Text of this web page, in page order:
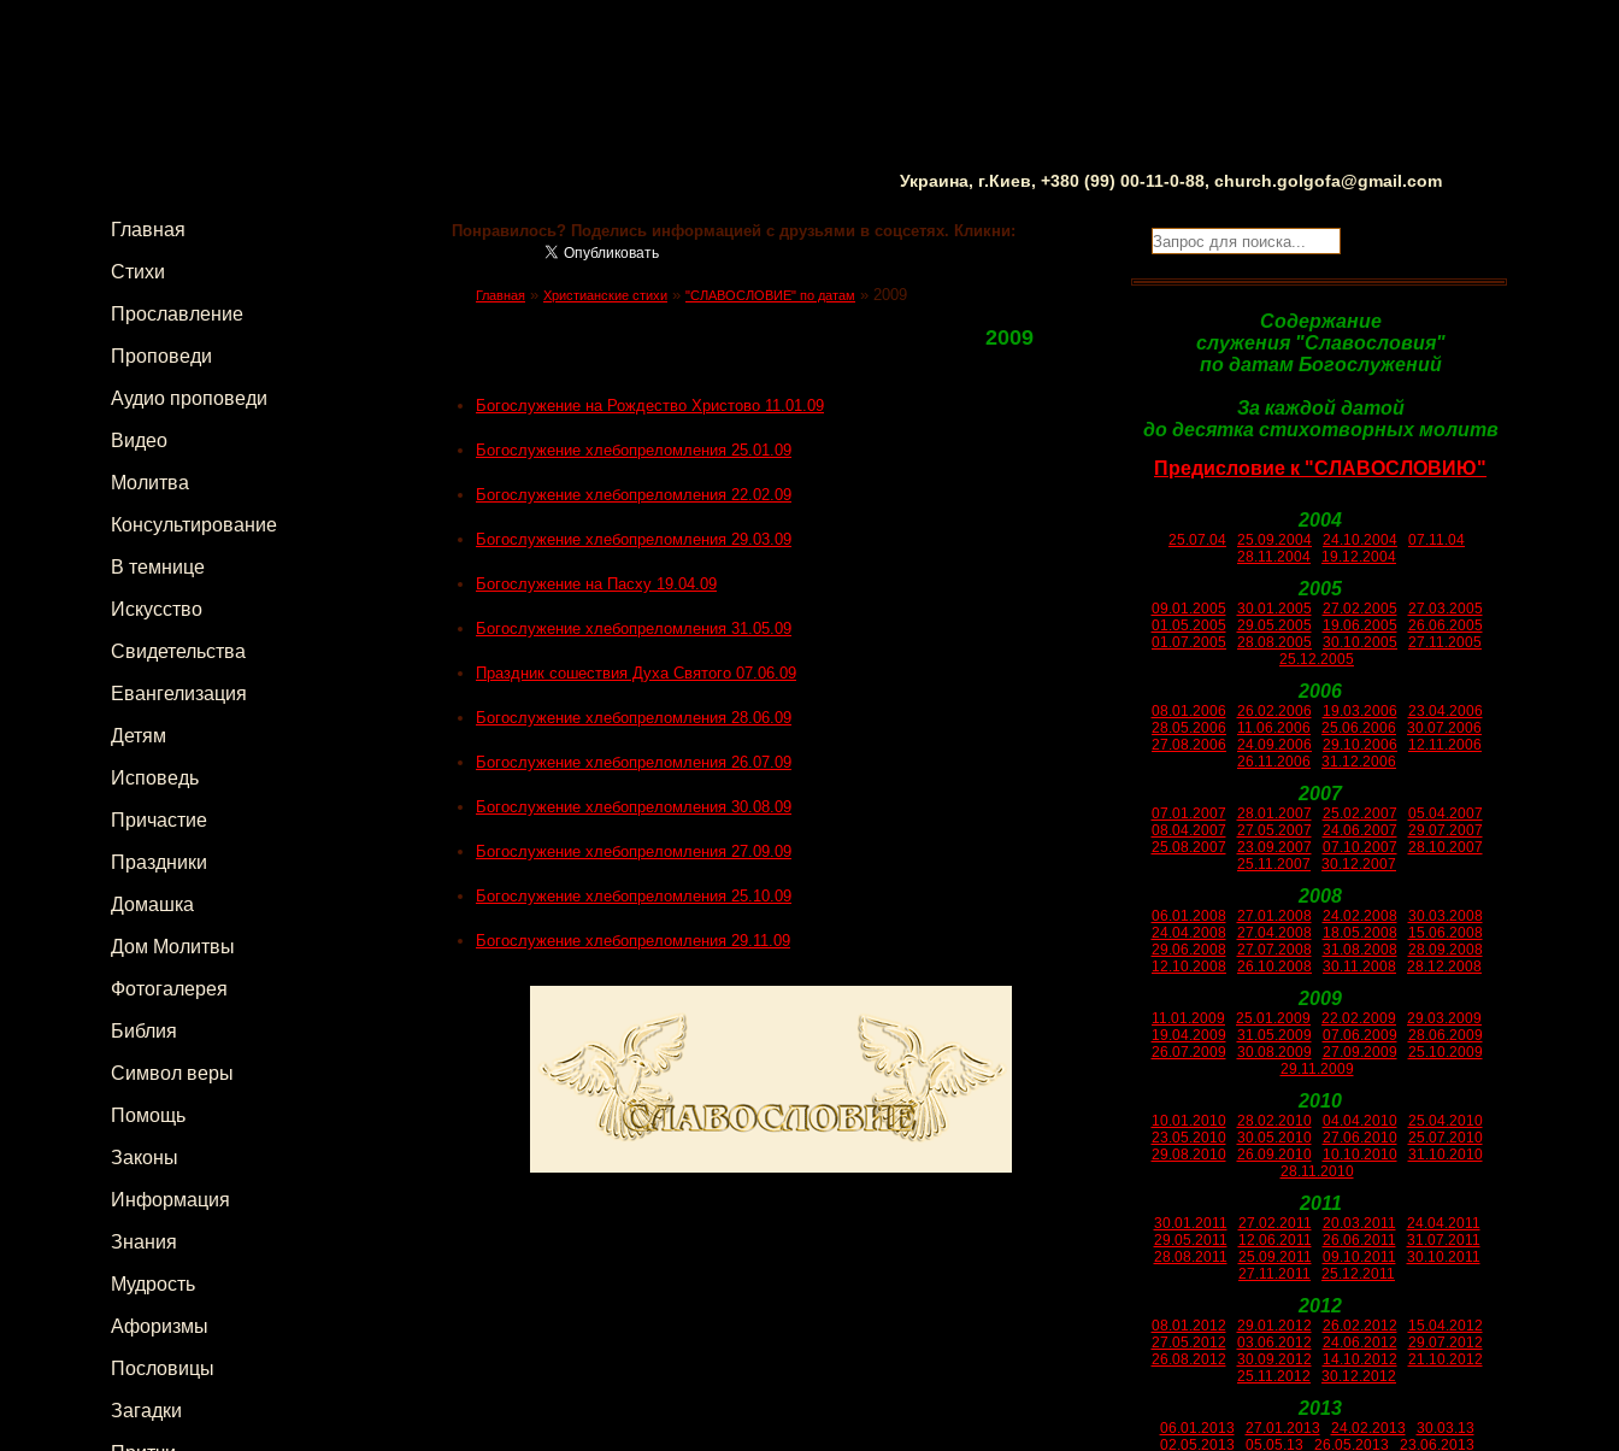
Украина, г.Киев, +380 (99) 00-11-0-88, church.golgofa@gmail.com
Главная
Стихи
Прославление
Проповеди
Аудио проповеди
Видео
Молитва
Консультирование
В темнице
Искусство
Свидетельства
Евангелизация
Детям
Исповедь
Причастие
Праздники
Домашка
Дом Молитвы
Фотогалерея
Библия
Символ веры
Помощь
Законы
Информация
Знания
Мудрость
Афоризмы
Пословицы
Загадки
Понравилось? Поделись информацией с друзьями в соцсетях. Кликни:
Главная » Христианские стихи » "СЛАВОСЛОВИЕ" по датам » 2009
2009
Богослужение на Рождество Христово 11.01.09
Богослужение хлебопреломления 25.01.09
Богослужение хлебопреломления 22.02.09
Богослужение хлебопреломления 29.03.09
Богослужение на Пасху 19.04.09
Богослужение хлебопреломления 31.05.09
Праздник сошествия Духа Святого 07.06.09
Богослужение хлебопреломления 28.06.09
Богослужение хлебопреломления 26.07.09
Богослужение хлебопреломления 30.08.09
Богослужение хлебопреломления 27.09.09
Богослужение хлебопреломления 25.10.09
Богослужение хлебопреломления 29.11.09
Содержание
служения "Славословия"
по датам Богослужений
За каждой датой
до десятка стихотворных молитв
Предисловие к "СЛАВОСЛОВИЮ"
2004
25.07.04 25.09.2004 24.10.2004
07.11.04
28.11.2004
19.12.2004
2005
09.01.2005 30.01.2005 27.02.2005
27.03.2005
01.05.2005
29.05.2005 19.06.2005
26.06.2005
01.07.2005
28.08.2005 30.10.2005
27.11.2005
25.12.2005
2006
08.01.2006 26.02.2006 19.03.2006
23.04.2006
28.05.2006
11.06.2006 25.06.2006
30.07.2006
27.08.2006
24.09.2006 29.10.2006
12.11.2006
26.11.2006
31.12.2006
2007
07.01.2007 28.01.2007 25.02.2007
05.04.2007
08.04.2007
27.05.2007 24.06.2007
29.07.2007
25.08.2007
23.09.2007 07.10.2007
28.10.2007
25.11.2007
30.12.2007
2008
06.01.2008 27.01.2008 24.02.2008
30.03.2008
24.04.2008
27.04.2008 18.05.2008
15.06.2008
29.06.2008
27.07.2008 31.08.2008
28.09.2008
12.10.2008
26.10.2008 30.11.2008 28.12.2008
2009
11.01.2009 25.01.2009 22.02.2009
29.03.2009
19.04.2009
31.05.2009 07.06.2009
28.06.2009
26.07.2009
30.08.2009 27.09.2009
25.10.2009
29.11.2009
2010
10.01.2010 28.02.2010 04.04.2010
25.04.2010
23.05.2010
30.05.2010 27.06.2010
25.07.2010
29.08.2010
26.09.2010 10.10.2010
31.10.2010
28.11.2010
2011
30.01.2011 27.02.2011 20.03.2011
24.04.2011
29.05.2011
12.06.2011 26.06.2011
31.07.2011
28.08.2011
25.09.2011 09.10.2011
30.10.2011
27.11.2011
25.12.2011
2012
08.01.2012 29.01.2012 26.02.2012
15.04.2012
27.05.2012
03.06.2012 24.06.2012
29.07.2012
26.08.2012
30.09.2012 14.10.2012
21.10.2012
25.11.2012
30.12.2012
2013
06.01.2013 27.01.2013 24.02.2013
30.03.13
02.05.2013
05.05.13 26.05.2013
23.06.2013